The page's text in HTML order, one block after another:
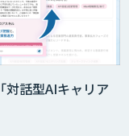
対話型AIキャリア